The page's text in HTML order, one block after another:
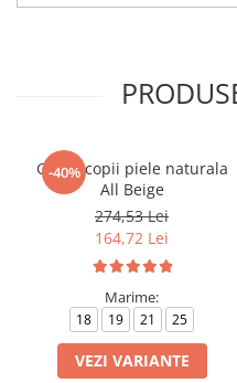
-40%
Ghete copii piele naturala
All Beige
274,53 Lei
164,72 Lei
Marime:
18 19 21 25
VEZI VARIANTE